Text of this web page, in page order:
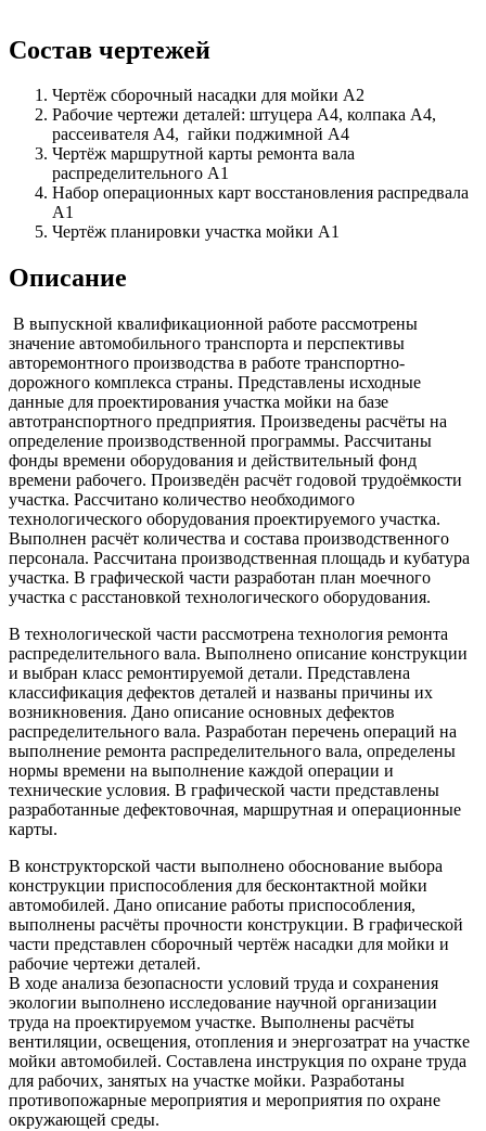
Состав чертежей
Чертёж сборочный насадки для мойки А2
Рабочие чертежи деталей: штуцера А4, колпака А4,
рассеивателя А4, гайки поджимной А4
Чертёж маршрутной карты ремонта вала
распределительного А1
Набор операционных карт восстановления распредвала
А1
Чертёж планировки участка мойки А1
Описание
В выпускной квалификационной работе рассмотрены
значение автомобильного транспорта и перспективы
авторемонтного производства в работе транспортно-
дорожного комплекса страны. Представлены исходные
данные для проектирования участка мойки на базе
автотранспортного предприятия. Произведены расчёты на
определение производственной программы. Рассчитаны
фонды времени оборудования и действительный фонд
времени рабочего. Произведён расчёт годовой трудоёмкости
участка. Рассчитано количество необходимого
технологического оборудования проектируемого участка.
Выполнен расчёт количества и состава производственного
персонала. Рассчитана производственная площадь и кубатура
участка. В графической части разработан план моечного
участка с расстановкой технологического оборудования.
В технологической части рассмотрена технология ремонта
распределительного вала. Выполнено описание конструкции
и выбран класс ремонтируемой детали. Представлена
классификация дефектов деталей и названы причины их
возникновения. Дано описание основных дефектов
распределительного вала. Разработан перечень операций на
выполнение ремонта распределительного вала, определены
нормы времени на выполнение каждой операции и
технические условия. В графической части представлены
разработанные дефектовочная, маршрутная и операционные
карты.
В конструкторской части выполнено обоснование выбора
конструкции приспособления для бесконтактной мойки
автомобилей. Дано описание работы приспособления,
выполнены расчёты прочности конструкции. В графической
части представлен сборочный чертёж насадки для мойки и
рабочие чертежи деталей.
В ходе анализа безопасности условий труда и сохранения
экологии выполнено исследование научной организации
труда на проектируемом участке. Выполнены расчёты
вентиляции, освещения, отопления и энергозатрат на участке
мойки автомобилей. Составлена инструкция по охране труда
для рабочих, занятых на участке мойки. Разработаны
противопожарные мероприятия и мероприятия по охране
окружающей среды.